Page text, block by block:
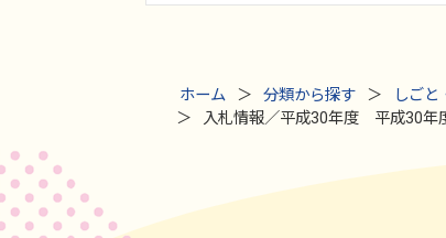
ホーム 分類から探す しごと
入札情報／平成30年度 平成30年